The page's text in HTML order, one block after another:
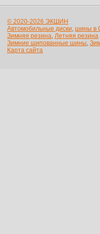
© 2020-2026 ЭКШИН
Автомобильные диски, шины в
Зимняя резина, Летняя резина
Зимние шипованные шины,
Карта сайта